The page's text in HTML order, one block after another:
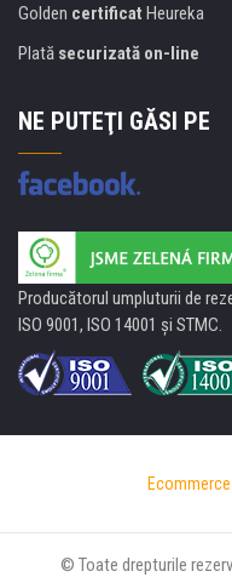
Golden certificat Heureka
Plată securizată on-line
NE PUTEŢI GĂSI PE
Producătorul umpluturii de
ISO 9001, ISO 14001 şi STMC.
© Toate drepturile